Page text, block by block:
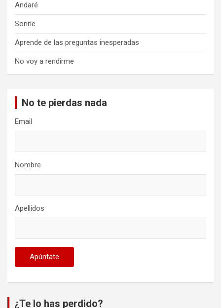
Andaré
Sonríe
Aprende de las preguntas inesperadas
No voy a rendirme
No te pierdas nada
Email
Nombre
Apellidos
¿Te lo has perdido?